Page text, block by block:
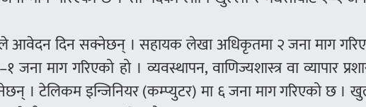
आवेदन दिन सक्नेछन् । सहायक लेखा अधिकृतमा २ जना माग
माग गरिएको हो । व्यवस्थापन, वाणिज्यशास्त्र वा व्यापार
। टेलिकम इन्जिनियर (कम्प्युटर) मा ६ जना माग गरिएको छ ।